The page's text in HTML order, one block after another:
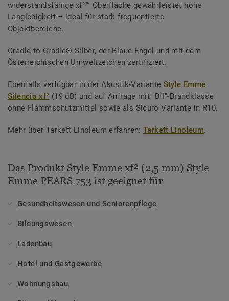
widerstandsfähige xf²™ Oberfläche gewährleistet hohe
Langlebigkeit – ideal für stark frequentierte
Objektbereiche.
Cradle to Cradle® Silber, der Blaue Engel und mit dem
Österreichischen Umweltzeichen zertifiziert.
Ebenfalls verfügbar in der Akustik-Variante Style Emme
Silencio xf² (19 dB) und auf Anfrage mit "Bfl"-Brandklasse
ohne Flammschutzmittel sowie als Sicuro Variante in R10.
Mehr über Tarkett Linoleum erfahren:Tarkett Linoleum.
Das Produkt Style Emme xf² (2,5 mm) Style
Emme PEARS 753 ist geeignet für
Gesundheitswesen und Seniorenpflege
Bildungswesen
Ladenbau
Hotel und Gastgewerbe
Wohnungsbau